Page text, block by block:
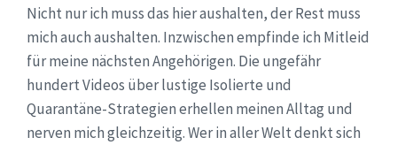
Nicht nur ich muss das hier aushalten, der Rest muss
mich auch aushalten. Inzwischen empfinde ich Mitleid
für meine nächsten Angehörigen. Die ungefähr
hundert Videos über lustige Isolierte und
Quarantäne-Strategien erhellen meinen Alltag und
nerven mich gleichzeitig. Wer in aller Welt denkt sich